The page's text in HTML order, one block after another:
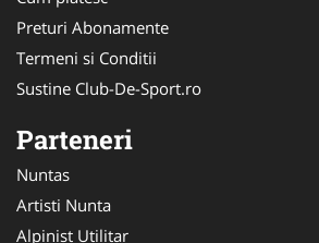
Preturi Abonamente
Termeni si Conditii
Sustine Club-De-Sport.ro
Parteneri
Nuntas
Artisti Nunta
Alpinist Utilitar